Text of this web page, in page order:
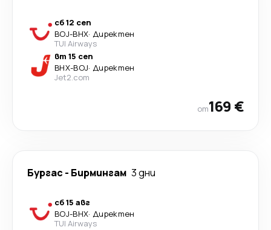
сб 12 сеп
BOJ-BHX· Директен
TUI Airways
вт 15 сеп
BHX-BOJ· Директен
Jet2.com
от169 €
Бургас - Бирмингам 3 дни
сб 15 авг
BOJ-BHX· Директен
TUI Airways